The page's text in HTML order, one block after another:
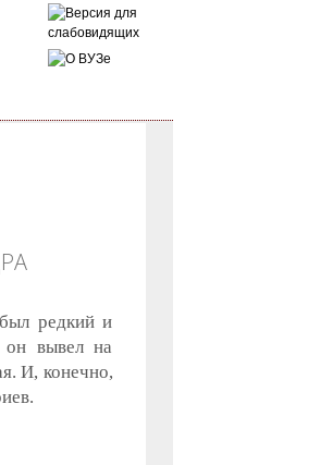
редкий и
он вывел на
И, конечно,